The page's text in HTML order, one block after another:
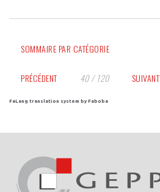
SOMMAIRE PAR CATÉGORIE
PRÉCÉDENT 40 / 120 SUIVANT
FaLang translation system by Faboba